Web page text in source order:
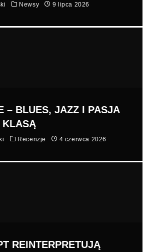
Newsy 9 lipca 2026
– BLUES, JAZZ I PASJA
KLASĄ
Recenzje 4 czerwca 2026
REINTERPRETUJĄ